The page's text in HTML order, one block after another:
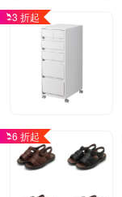
3 折起
6 折起